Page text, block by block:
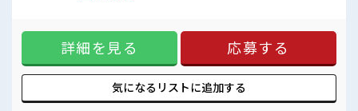
のんびりスマホチェック♪
持ち物が多いあなたにもぴったり☆
ロッカー付き職場♪
イベート満喫！ ≪機能的な制服アリ≫ 制服があるので、 毎日
の服装の悩み解消♪ ≪自分に向いている仕事が探せる≫ 困っ
た事などがあれば、 担当がしっかりサポートします！ ■職場
の雰囲気 20代の若い世代がたくさん活躍中の活気ある職場！
休憩室で自分タイム！ のんびりスマホチェック♪ 持ち物が多
いあなたにもぴったり☆ ロッカー付き職場♪
詳細を見る 応募する
気になるリストに追加する